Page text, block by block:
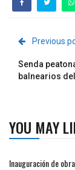
Previous
Senda
balnearios
YOU MAY
Inauguración de